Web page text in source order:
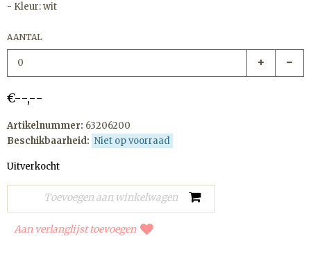
- Kleur: wit
AANTAL
€--,--
Artikelnummer: 63206200
Beschikbaarheid: Niet op voorraad
Uitverkocht
Aan verlanglijst toevoegen